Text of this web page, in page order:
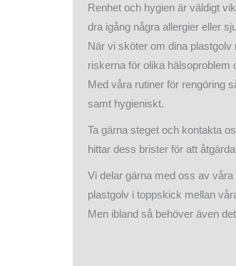
Renhet och hygien är väldigt
dra igång några allergier eller
När vi sköter om dina
riskerna för olika
Med våra rutiner för rengöring
samt hygieniskt.
Ta gärna steget och kontakta
hittar dess brister för att
Vi delar gärna med oss av
plastgolv i toppskick mellan
Men ibland så behöver även